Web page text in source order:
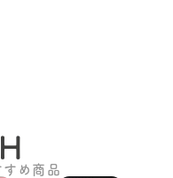
め商品